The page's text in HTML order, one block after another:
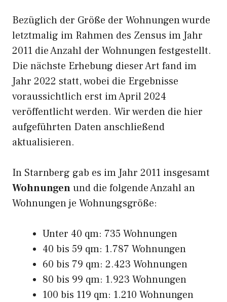
Bezüglich der Größe der Wohnungen wurde
letztmalig im Rahmen des Zensus im Jahr
2011 die Anzahl der Wohnungen festgestellt.
Die nächste Erhebung dieser Art fand im
Jahr 2022 statt, wobei die Ergebnisse
voraussichtlich erst im April 2024
veröffentlicht werden. Wir werden die hier
aufgeführten Daten anschließend
aktualisieren.
In Starnberg gab es im Jahr 2011 insgesamt
Wohnungenund die folgende Anzahl an
Wohnungen je Wohnungsgröße:
Unter 40 qm: 735 Wohnungen
40 bis 59 qm: 1.787 Wohnungen
60 bis 79 qm: 2.423 Wohnungen
80 bis 99 qm: 1.923 Wohnungen
100 bis 119 qm: 1.210 Wohnungen